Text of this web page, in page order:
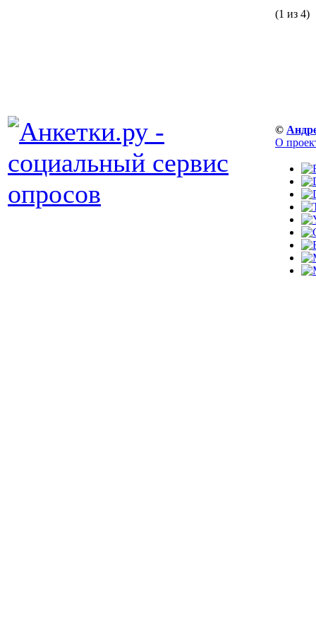
(1 из 4)
©
О